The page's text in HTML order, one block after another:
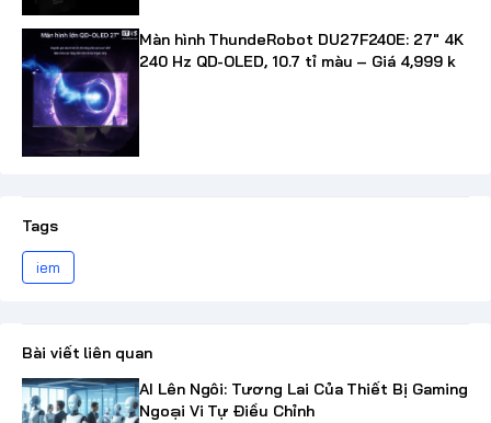
Màn hình ThundeRobot DU27F240E: 27" 4K
240 Hz QD-OLED, 10.7 tỉ màu – Giá 4,999 k
Tags
iem
Bài viết liên quan
AI Lên Ngôi: Tương Lai Của Thiết Bị Gaming
Ngoại Vi Tự Điều Chỉnh